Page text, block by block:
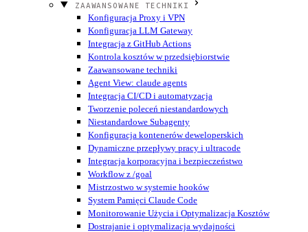
ZAAWANSOWANE TECHNIKI
Konfiguracja Proxy i VPN
Konfiguracja LLM Gateway
Integracja z GitHub Actions
Kontrola kosztów w przedsiębiorstwie
Zaawansowane techniki
Agent View: claude agents
Integracja CI/CD i automatyzacja
Tworzenie poleceń niestandardowych
Niestandardowe Subagenty
Konfiguracja kontenerów deweloperskich
Dynamiczne przepływy pracy i ultracode
Integracja korporacyjna i bezpieczeństwo
Workflow z /goal
Mistrzostwo w systemie hooków
System Pamięci Claude Code
Monitorowanie Użycia i Optymalizacja Kosztów
Dostrajanie i optymalizacja wydajności